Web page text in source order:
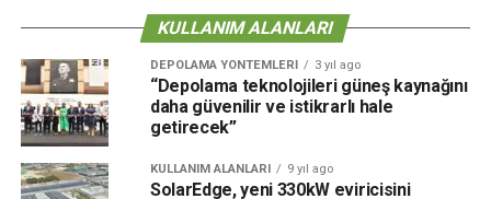
KULLANIM ALANLARI
DEPOLAMA YÖNTEMLERI 3 yıl ago
“Depolama teknolojileri güneş kaynağını
daha güvenilir ve istikrarlı hale
getirecek”
KULLANIM ALANLARI 9 yıl ago
SolarEdge, yeni 330kW eviricisini